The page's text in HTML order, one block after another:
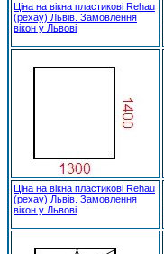
Ціна на вікна пластикові Rehau
(рехау) Львів. Замовлення
вікон у Львові
Ціна на вікна пластикові Rehau
(рехау) Львів. Замовлення
вікон у Львові